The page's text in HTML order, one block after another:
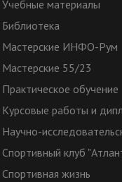
Учебные материалы
Библиотека
Мастерские ИНФО-Рум
Мастерские 55/23
Практическое обучение
Курсовые работы и
Научно-
Спортивный клуб
Спортивная жизнь